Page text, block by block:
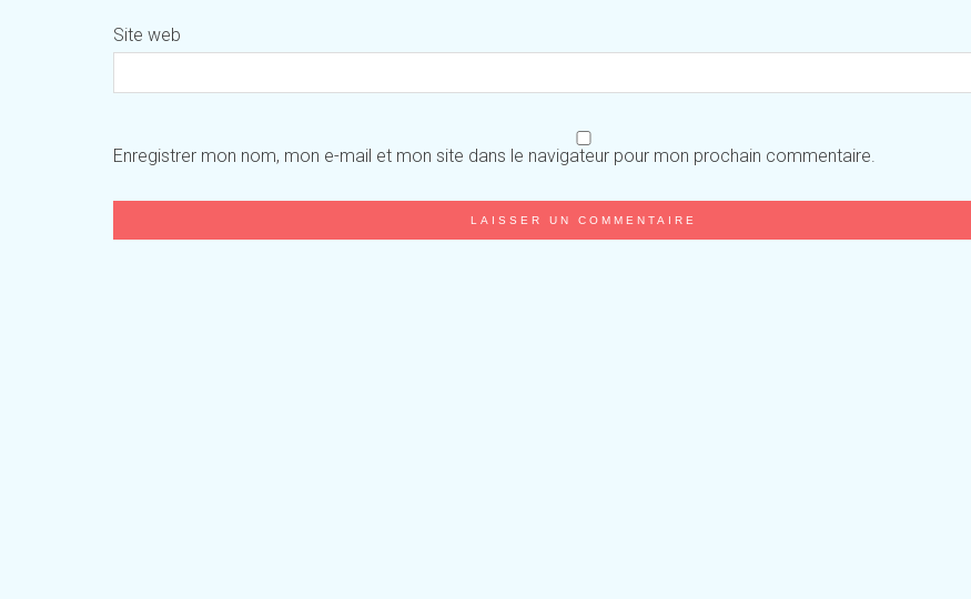
Site web
Enregistrer mon nom, mon e-mail et mon site dans le navigateur pour mon prochain commentaire.